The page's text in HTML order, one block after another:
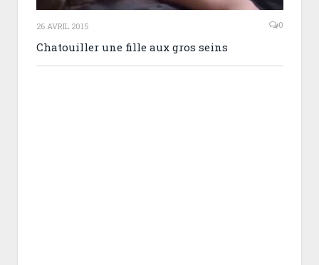
26 AVRIL 2015 0
Chatouiller une fille aux gros seins